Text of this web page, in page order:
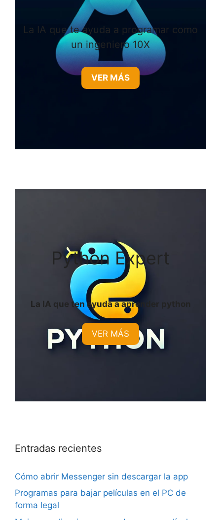
La IA que te ayuda a programar como
un ingeniero 10X
VER MÁS
Python Expert
La IA que ten ayuda a aprender python
VER MÁS
Entradas recientes
Cómo abrir Messenger sin descargar la app
Programas para bajar películas en el PC de
forma legal